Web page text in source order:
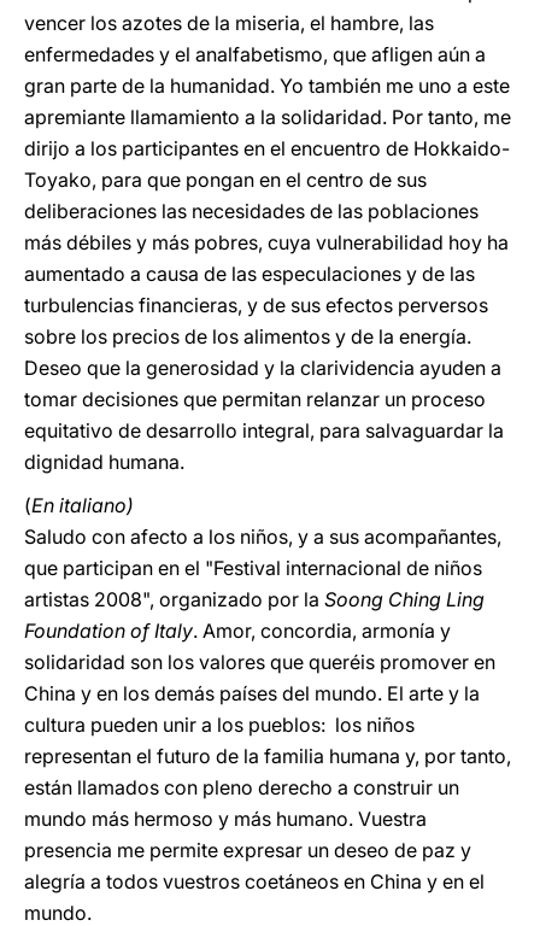
vencer los azotes de la miseria, el hambre, las
enfermedades y el analfabetismo, que afligen aún a
gran parte de la humanidad. Yo también me uno a este
apremiante llamamiento a la solidaridad. Por tanto, me
dirijo a los participantes en el encuentro de Hokkaido-
Toyako, para que pongan en el centro de sus
deliberaciones las necesidades de las poblaciones
más débiles y más pobres, cuya vulnerabilidad hoy ha
aumentado a causa de las especulaciones y de las
turbulencias financieras, y de sus efectos perversos
sobre los precios de los alimentos y de la energía.
Deseo que la generosidad y la clarividencia ayuden a
tomar decisiones que permitan relanzar un proceso
equitativo de desarrollo integral, para salvaguardar la
dignidad humana.
(En italiano)
Saludo con afecto a los niños, y a sus acompañantes,
que participan en el "Festival internacional de niños
artistas 2008", organizado por la Soong Ching Ling
Foundation of Italy. Amor, concordia, armonía y
solidaridad son los valores que queréis promover en
China y en los demás países del mundo. El arte y la
cultura pueden unir a los pueblos: los niños
representan el futuro de la familia humana y, por tanto,
están llamados con pleno derecho a construir un
mundo más hermoso y más humano. Vuestra
presencia me permite expresar un deseo de paz y
alegría a todos vuestros coetáneos en China y en el
mundo.